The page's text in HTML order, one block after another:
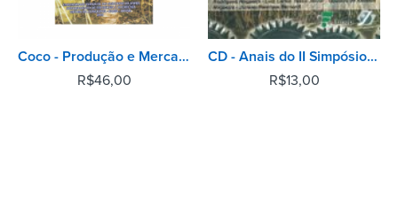
Coco - Produção e Mercado
R$46,00
CD - Anais do II Simpósio do Setor Sucroalcooleiro de Jaboticabal
R$13,00